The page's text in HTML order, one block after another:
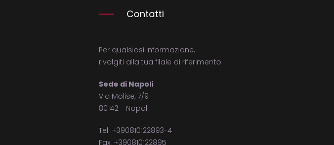
Contatti
Per qualsiasi informazione,
rivolgiti alla tua filale di riferimento.
Sede di Napoli
Via Molise, 7/9
80142 - Napoli
Tel. +390810122893-4
Fax. +390810122895